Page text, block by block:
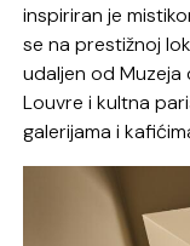
inspiriran je
se na prestižnoj
udaljen od Muzeja
Louvre i kultna
galerijama i